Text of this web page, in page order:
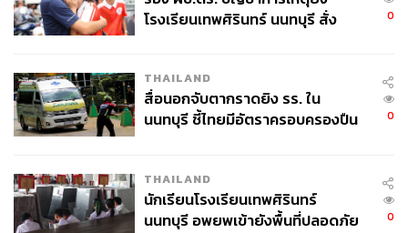
โรงเรียนเทพศิรินทร์ นนทบุรี สั่ง
0
THAILAND
สื่อนอกจับตากราดยิง รร. ใน
นนทบุรี ชี้ไทยมีอัตราครอบครองปืน
0
THAILAND
นักเรียนโรงเรียนเทพศิรินทร์
นนทบุรี อพยพเข้ายังพื้นที่ปลอดภัย
0